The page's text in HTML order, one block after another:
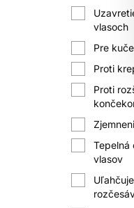
vlasoch
Pre
Proti
Proti
Tepelná
vlasov
Uľahčuje